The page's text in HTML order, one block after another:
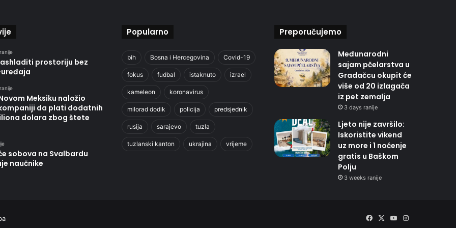
prostoriju bez
Meksiku naložio
da plati dodatnih
dolara zbog štete
sobova na Svalbardu
naučnike
Popularno
bih Bosna i Hercegovina Covid-19
fokus fudbal istaknuto izrael
kameleon koronavirus
milorad dodik policija predsjednik
rusija sarajevo tuzla
tuzlanski kanton ukrajina vrijeme
Preporučujemo
Međunarodni
sajam pčelarstva u
Gradačcu okupit će
više od 20 izlagača
iz pet zemalja
3 days ranije
Ljeto nije završilo:
Iskoristite vikend
uz more i 1 noćenje
gratis u Baškom
Polju
3 weeks ranije
FacebookYouTubeInstagram